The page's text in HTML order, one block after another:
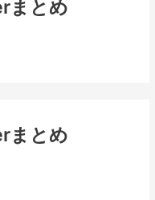
まとめ
まとめ